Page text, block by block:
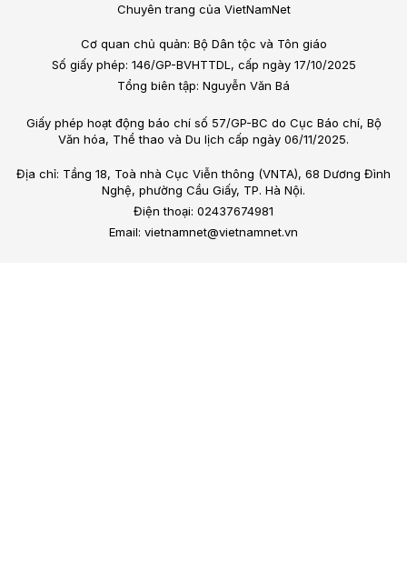
Chuyên trang của VietNamNet
Cơ quan chủ quản: Bộ Dân tộc và Tôn giáo
Số giấy phép: 146/GP-BVHTTDL, cấp ngày 17/10/2025
Tổng biên tập: Nguyễn Văn Bá
Giấy phép hoạt động báo chí số 57/GP-BC do Cục Báo chí, Bộ
Văn hóa, Thể thao và Du lịch cấp ngày 06/11/2025.
Địa chỉ: Tầng 18, Toà nhà Cục Viễn thông (VNTA), 68 Dương Đình
Nghệ, phường Cầu Giấy, TP. Hà Nội.
Điện thoại: 02437674981
Email: vietnamnet@vietnamnet.vn